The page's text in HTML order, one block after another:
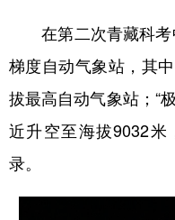
在第二次青藏科考
梯度自动气象站，其
拔最高自动气象站；“
近升空至海拔9032
录。